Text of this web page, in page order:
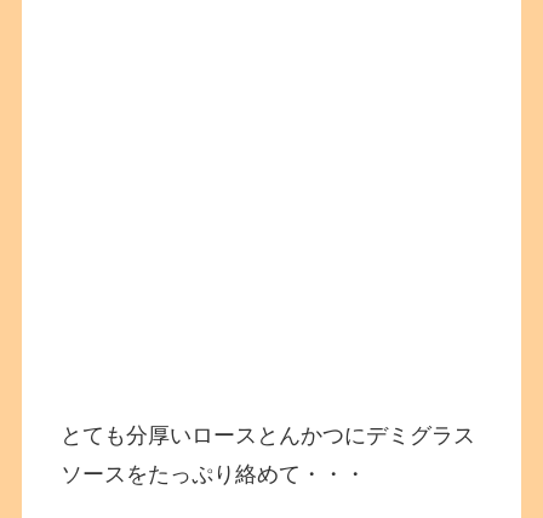
とても分厚いロースとんかつにデミグラス
ソースをたっぷり絡めて・・・